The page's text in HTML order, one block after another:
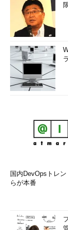
国内DevOpsトレ
らが本番